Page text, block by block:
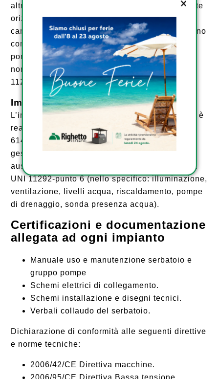
altre alternative possibili pompe sommerse poste
orizzontalmente sul fondo dei serbatoi con
camicia di raffreddamento. Tutte le soluzioni sono
complete di circuito di prova con misuratore di
portata e accessori vari come previsto da
normative UNI EN 12845 – UNI 10779 – UNI
11292.
Impianto Elettrico
L’impianto elettrico all’ interno del vano tecnico è
realizzato in conformità alla normativa CEI EN
61439 CEI 164-8 e CEI EN 60204-1, per la
gestione tramite un quadro elettrico dei servizi
ausiliari obbligatori come previsto da normativa
UNI 11292-punto 6 (nello specifico: illuminazione,
ventilazione, livelli acqua, riscaldamento, pompe
di drenaggio, sonda presenza acqua).
Certificazioni e documentazione
allegata ad ogni impianto
Manuale uso e manutenzione serbatoio e
gruppo pompe
Schemi elettrici di collegamento.
Schemi installazione e disegni tecnici.
Verbali collaudo del serbatoio.
Dichiarazione di conformità alle seguenti direttive
e norme tecniche:
2006/42/CE Direttiva macchine.
2006/95/CE Direttiva Bassa tensione